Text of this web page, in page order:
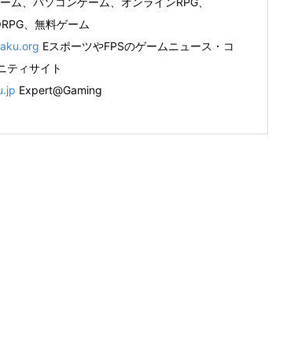
、無料ゲーム
EスポーツやFPSのゲームニュース・コ
ティサイト
Expert@Gaming